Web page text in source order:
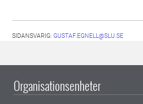
SIDANSVARIG: GUSTAF.EGNELL@SLU.SE
Organisationsenheter